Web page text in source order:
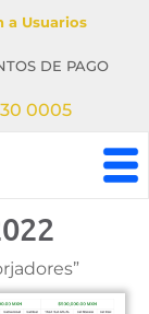
a Usuarios
DE PAGO
0005